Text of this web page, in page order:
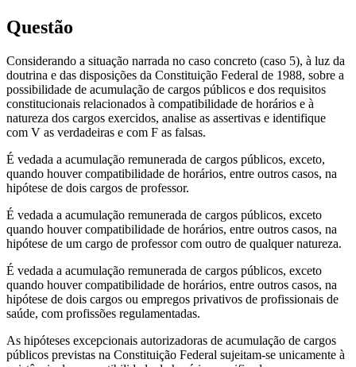
Questão
Considerando a situação narrada no caso concreto (caso 5), à luz da
doutrina e das disposições da Constituição Federal de 1988, sobre a
possibilidade de acumulação de cargos públicos e dos requisitos
constitucionais relacionados à compatibilidade de horários e à
natureza dos cargos exercidos, analise as assertivas e identifique
com V as verdadeiras e com F as falsas.
É vedada a acumulação remunerada de cargos públicos, exceto,
quando houver compatibilidade de horários, entre outros casos, na
hipótese de dois cargos de professor.
É vedada a acumulação remunerada de cargos públicos, exceto
quando houver compatibilidade de horários, entre outros casos, na
hipótese de um cargo de professor com outro de qualquer natureza.
É vedada a acumulação remunerada de cargos públicos, exceto
quando houver compatibilidade de horários, entre outros casos, na
hipótese de dois cargos ou empregos privativos de profissionais de
saúde, com profissões regulamentadas.
As hipóteses excepcionais autorizadoras de acumulação de cargos
públicos previstas na Constituição Federal sujeitam-se unicamente à